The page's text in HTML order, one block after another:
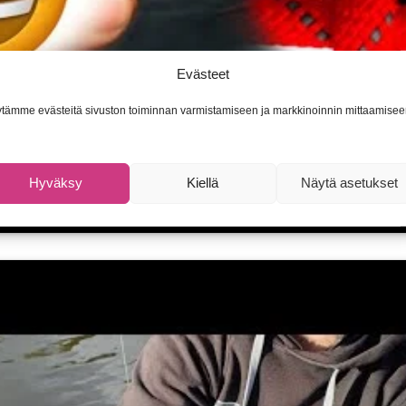
Evästeet
evästeitä sivuston toiminnan varmistamiseen ja markkinoinnin
Hyväksy Kiellä Näytä asetukset